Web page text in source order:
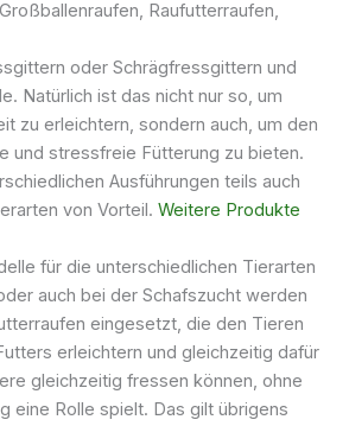
Großballenraufen, Raufutterraufen,
oderSchrägfressgittern und
Natürlich ist das nicht nur so, um
zu erleichtern, sondern auch, um den
und stressfreie Fütterung zu bieten.
Ausführungen teils auch
von Vorteil.Weitere Produkte
für die unterschiedlichen Tierarten
auch bei derSchafszucht werden
eingesetzt, die den Tieren
erleichtern und gleichzeitig dafür
gleichzeitig fressen können, ohne
eine Rolle spielt. Das gilt übrigens